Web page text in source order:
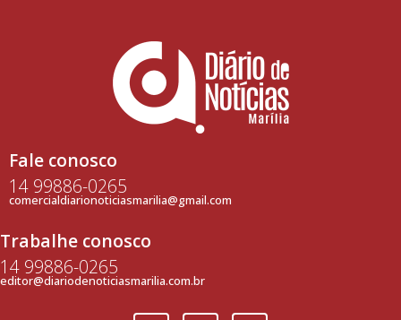
Fale conosco
14 99886-0265
comercialdiarionoticiasmarilia@gmail.com
Trabalhe conosco
14 99886-0265
editor@diariodenoticiasmarilia.com.br